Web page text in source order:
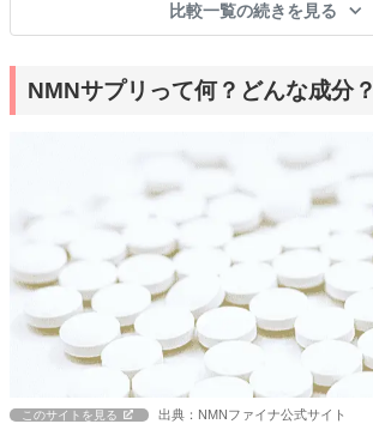
比較一覧の続きを見る
NMNサプリって何？どんな成分？
このサイトを見る 出典：NMNファイナ公式サイト